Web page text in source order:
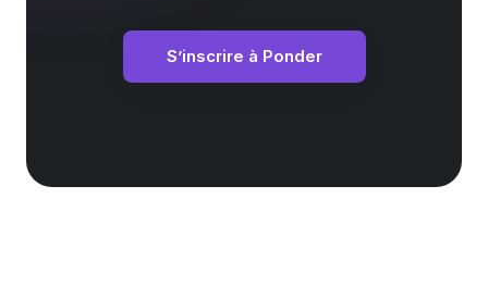
S’inscrire à Ponder